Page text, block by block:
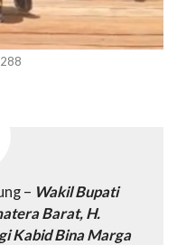
– Wakil Bupati
Barat, H.
Kabid Bina Marga